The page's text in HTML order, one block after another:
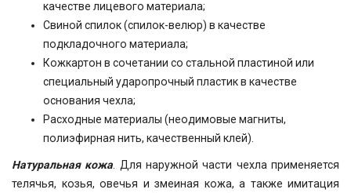
качестве лицевого материала;
Свиной спилок (спилок-велюр) в качестве
подкладочного материала;
Кожкартон в сочетании со стальной пластиной или
специальный ударопрочный пластик в качестве
основания чехла;
Расходные материалы (неодимовые магниты,
полиэфирная нить, качественный клей).
Натуральная кожа . Для наружной части чехла применяется
телячья, козья, овечья и змеиная кожа, а также имитация